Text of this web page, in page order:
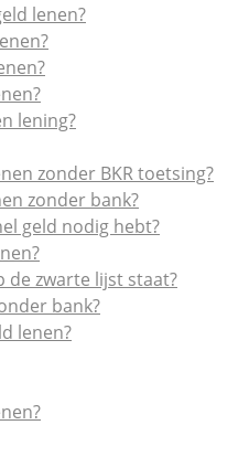
lenen?
lening?
zonder BKR toetsing?
zonder bank?
geld nodig hebt?
de zwarte lijst staat?
bank?
lenen?